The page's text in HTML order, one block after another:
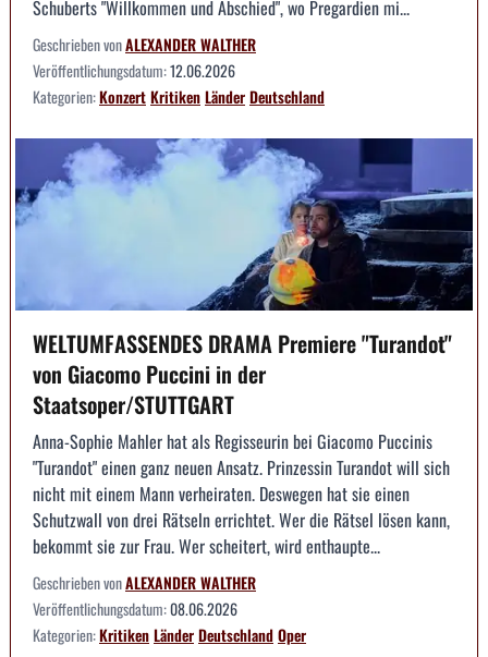
Schuberts "Willkommen und Abschied", wo Pregardien mi...
Geschrieben vonALEXANDER WALTHER
Veröffentlichungsdatum:12.06.2026
Kategorien:KonzertKritikenLänderDeutschland
WELTUMFASSENDES DRAMA Premiere "Turandot"
von Giacomo Puccini in der
Staatsoper/STUTTGART
Anna-Sophie Mahler hat als Regisseurin bei Giacomo Puccinis
"Turandot" einen ganz neuen Ansatz. Prinzessin Turandot will sich
nicht mit einem Mann verheiraten. Deswegen hat sie einen
Schutzwall von drei Rätseln errichtet. Wer die Rätsel lösen kann,
bekommt sie zur Frau. Wer scheitert, wird enthaupte...
Geschrieben vonALEXANDER WALTHER
Veröffentlichungsdatum:08.06.2026
Kategorien:KritikenLänderDeutschlandOper